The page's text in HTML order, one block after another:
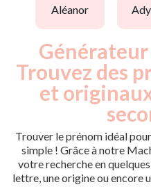
aléanor
Trouvez des
et
Trouver le prénom idéal
simple ! Grâce à notre
votre recherche en
lettre, une origine ou encore